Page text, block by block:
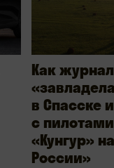
Как
в Спасске
с
«Кунгур»
России»